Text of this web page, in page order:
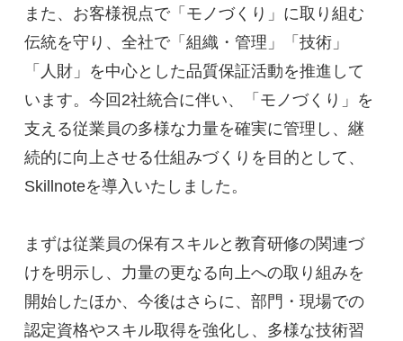
また、お客様視点で「モノづくり」に取り組む
伝統を守り、全社で「組織・管理」「技術」
「人財」を中心とした品質保証活動を推進して
います。今回2社統合に伴い、「モノづくり」を
支える従業員の多様な力量を確実に管理し、継
続的に向上させる仕組みづくりを目的として、
Skillnoteを導入いたしました。
まずは従業員の保有スキルと教育研修の関連づ
けを明示し、力量の更なる向上への取り組みを
開始したほか、今後はさらに、部門・現場での
認定資格やスキル取得を強化し、多様な技術習